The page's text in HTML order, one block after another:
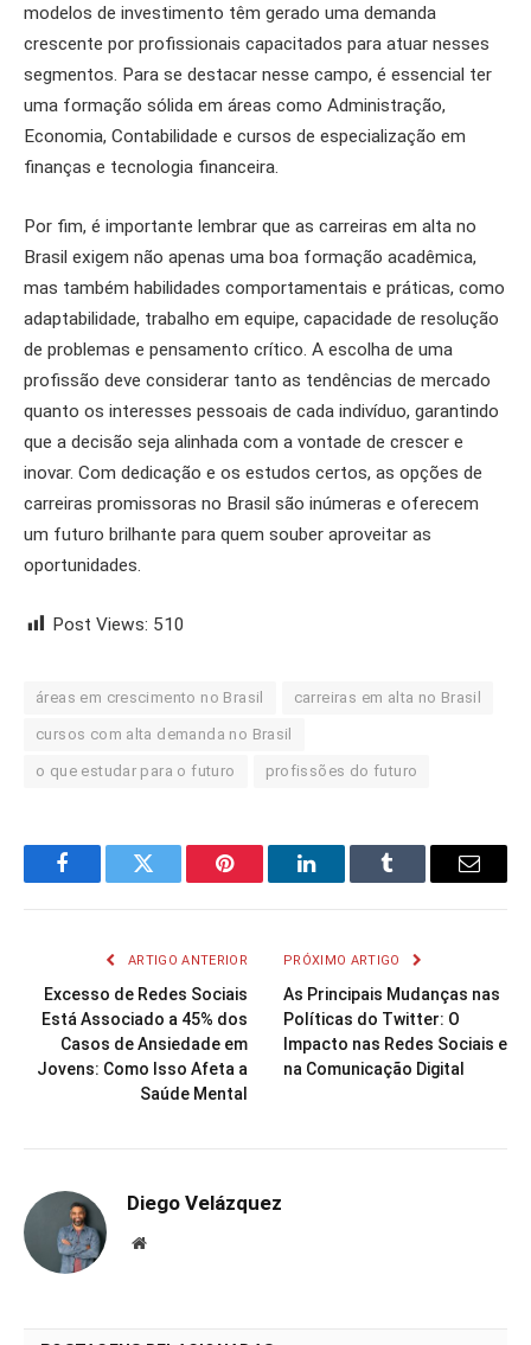
modelos de investimento têm gerado uma demanda
crescente por profissionais capacitados para atuar nesses
segmentos. Para se destacar nesse campo, é essencial ter
uma formação sólida em áreas como Administração,
Economia, Contabilidade e cursos de especialização em
finanças e tecnologia financeira.
Por fim, é importante lembrar que as carreiras em alta no
Brasil exigem não apenas uma boa formação acadêmica,
mas também habilidades comportamentais e práticas, como
adaptabilidade, trabalho em equipe, capacidade de resolução
de problemas e pensamento crítico. A escolha de uma
profissão deve considerar tanto as tendências de mercado
quanto os interesses pessoais de cada indivíduo, garantindo
que a decisão seja alinhada com a vontade de crescer e
inovar. Com dedicação e os estudos certos, as opções de
carreiras promissoras no Brasil são inúmeras e oferecem
um futuro brilhante para quem souber aproveitar as
oportunidades.
Post Views: 510
áreas em crescimento no Brasil carreiras em alta no Brasil
cursos com alta demanda no Brasil
o que estudar para o futuro profissões do futuro
FacebookTwitter Pinterest LinkedInTumblr Email
ARTIGO ANTERIOR
Excesso de Redes Sociais
Está Associado a 45% dos
Casos de Ansiedade em
Jovens: Como Isso Afeta a
Saúde Mental
PRÓXIMO ARTIGO
As Principais Mudanças nas
Políticas do Twitter: O
Impacto nas Redes Sociais e
na Comunicação Digital
Diego Velázquez
Website